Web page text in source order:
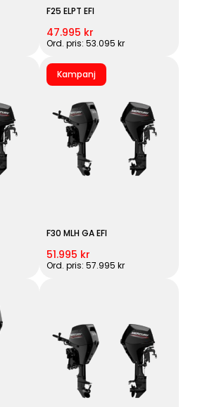
F25 ELPT EFI
47.995 kr
Ord. pris: 53.095 kr
Kampanj
F30 MLH GA EFI
51.995 kr
Ord. pris: 57.995 kr